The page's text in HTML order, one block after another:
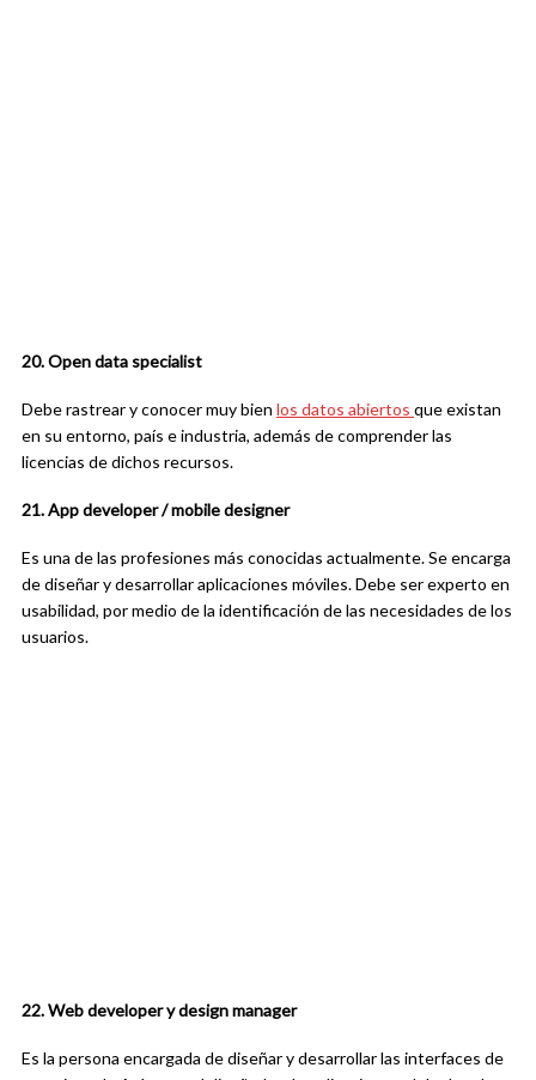
20. Open data specialist
Debe rastrear y conocer muy bien los datos abiertos que existan
en su entorno, país e industria, además de comprender las
licencias de dichos recursos.
21. App developer / mobile designer
Es una de las profesiones más conocidas actualmente. Se encarga
de diseñar y desarrollar aplicaciones móviles. Debe ser experto en
usabilidad, por medio de la identificación de las necesidades de los
usuarios.
22. Web developer y design manager
Es la persona encargada de diseñar y desarrollar las interfaces de